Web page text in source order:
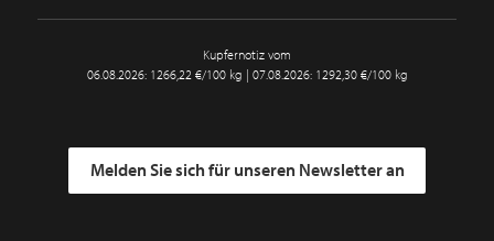
Kupfernotiz vom
06.08.2026: 1266,22 €/100 kg | 07.08.2026: 1292,30 €/100 kg
Melden Sie sich für unseren Newsletter an